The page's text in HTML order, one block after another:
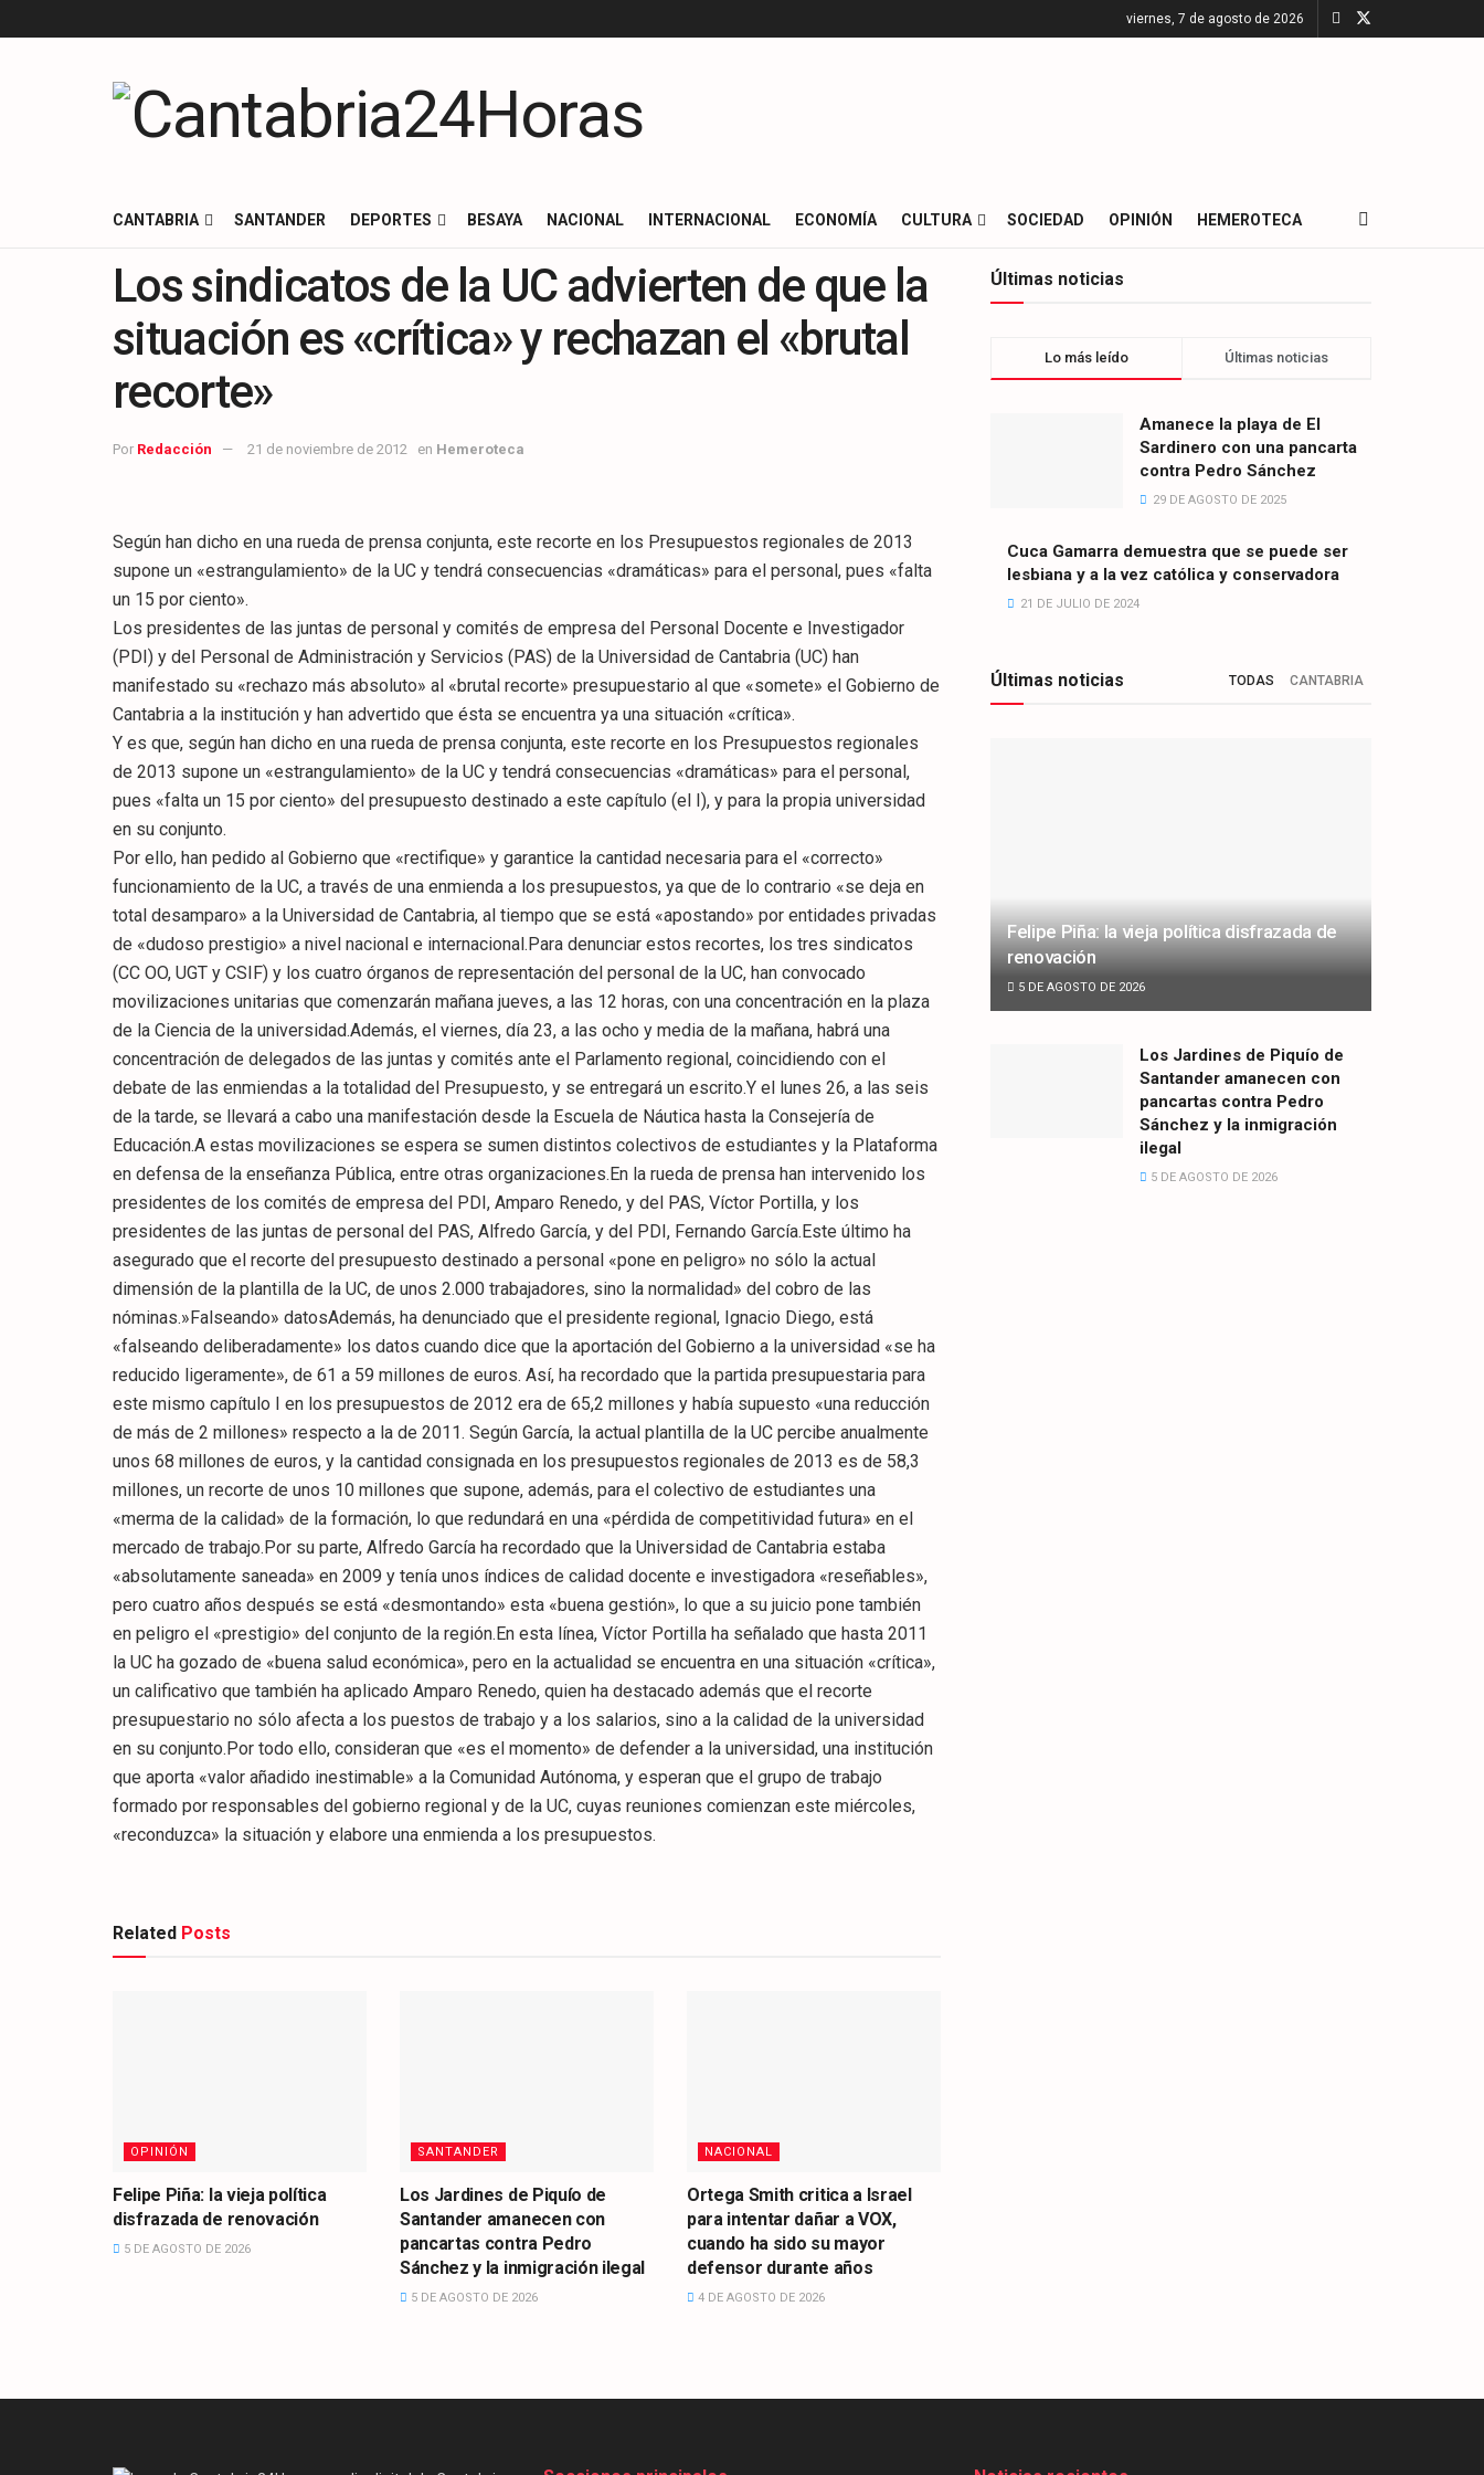
viernes, 7 de agosto de 2026
CANTABRIA SANTANDER DEPORTES BESAYA NACIONAL INTERNACIONAL ECONOMÍA CULTURA SOCIEDAD OPINIÓN HEMEROTECA
Los sindicatos de la UC advierten de que la
situación es «crítica» y rechazan el «brutal
recorte»
Por Redacción 21 de noviembre de 2012 en Hemeroteca
Según han dicho en una rueda de prensa conjunta, este recorte en los Presupuestos regionales de 2013
supone un «estrangulamiento» de la UC y tendrá consecuencias «dramáticas» para el personal, pues «falta
un 15 por ciento».
Los presidentes de las juntas de personal y comités de empresa del Personal Docente e Investigador
(PDI) y del Personal de Administración y Servicios (PAS) de la Universidad de Cantabria (UC) han
manifestado su «rechazo más absoluto» al «brutal recorte» presupuestario al que «somete» el Gobierno de
Cantabria a la institución y han advertido que ésta se encuentra ya una situación «crítica».
Y es que, según han dicho en una rueda de prensa conjunta, este recorte en los Presupuestos regionales
de 2013 supone un «estrangulamiento» de la UC y tendrá consecuencias «dramáticas» para el personal,
pues «falta un 15 por ciento» del presupuesto destinado a este capítulo (el I), y para la propia universidad
en su conjunto.
Por ello, han pedido al Gobierno que «rectifique» y garantice la cantidad necesaria para el «correcto»
funcionamiento de la UC, a través de una enmienda a los presupuestos, ya que de lo contrario «se deja en
total desamparo» a la Universidad de Cantabria, al tiempo que se está «apostando» por entidades privadas
de «dudoso prestigio» a nivel nacional e internacional.Para denunciar estos recortes, los tres sindicatos
(CC OO, UGT y CSIF) y los cuatro órganos de representación del personal de la UC, han convocado
movilizaciones unitarias que comenzarán mañana jueves, a las 12 horas, con una concentración en la plaza
de la Ciencia de la universidad.Además, el viernes, día 23, a las ocho y media de la mañana, habrá una
concentración de delegados de las juntas y comités ante el Parlamento regional, coincidiendo con el
debate de las enmiendas a la totalidad del Presupuesto, y se entregará un escrito.Y el lunes 26, a las seis
de la tarde, se llevará a cabo una manifestación desde la Escuela de Náutica hasta la Consejería de
Educación.A estas movilizaciones se espera se sumen distintos colectivos de estudiantes y la Plataforma
en defensa de la enseñanza Pública, entre otras organizaciones.En la rueda de prensa han intervenido los
presidentes de los comités de empresa del PDI, Amparo Renedo, y del PAS, Víctor Portilla, y los
presidentes de las juntas de personal del PAS, Alfredo García, y del PDI, Fernando García.Este último ha
asegurado que el recorte del presupuesto destinado a personal «pone en peligro» no sólo la actual
dimensión de la plantilla de la UC, de unos 2.000 trabajadores, sino la normalidad» del cobro de las
nóminas.»Falseando» datosAdemás, ha denunciado que el presidente regional, Ignacio Diego, está
«falseando deliberadamente» los datos cuando dice que la aportación del Gobierno a la universidad «se ha
reducido ligeramente», de 61 a 59 millones de euros. Así, ha recordado que la partida presupuestaria para
este mismo capítulo I en los presupuestos de 2012 era de 65,2 millones y había supuesto «una reducción
de más de 2 millones» respecto a la de 2011. Según García, la actual plantilla de la UC percibe anualmente
unos 68 millones de euros, y la cantidad consignada en los presupuestos regionales de 2013 es de 58,3
millones, un recorte de unos 10 millones que supone, además, para el colectivo de estudiantes una
«merma de la calidad» de la formación, lo que redundará en una «pérdida de competitividad futura» en el
mercado de trabajo.Por su parte, Alfredo García ha recordado que la Universidad de Cantabria estaba
«absolutamente saneada» en 2009 y tenía unos índices de calidad docente e investigadora «reseñables»,
pero cuatro años después se está «desmontando» esta «buena gestión», lo que a su juicio pone también
en peligro el «prestigio» del conjunto de la región.En esta línea, Víctor Portilla ha señalado que hasta 2011
la UC ha gozado de «buena salud económica», pero en la actualidad se encuentra en una situación «crítica»,
un calificativo que también ha aplicado Amparo Renedo, quien ha destacado además que el recorte
presupuestario no sólo afecta a los puestos de trabajo y a los salarios, sino a la calidad de la universidad
en su conjunto.Por todo ello, consideran que «es el momento» de defender a la universidad, una institución
que aporta «valor añadido inestimable» a la Comunidad Autónoma, y esperan que el grupo de trabajo
formado por responsables del gobierno regional y de la UC, cuyas reuniones comienzan este miércoles,
«reconduzca» la situación y elabore una enmienda a los presupuestos.
Related Posts
OPINIÓN
Felipe Piña: la vieja política
disfrazada de renovación
5 DE AGOSTO DE 2026
SANTANDER
Los Jardines de Piquío de
Santander amanecen con
pancartas contra Pedro
Sánchez y la inmigración ilegal
5 DE AGOSTO DE 2026
NACIONAL
Ortega Smith critica a Israel
para intentar dañar a VOX,
cuando ha sido su mayor
defensor durante años
4 DE AGOSTO DE 2026
Últimas noticias
Lo más leído Últimas noticias
Amanece la playa de El
Sardinero con una pancarta
contra Pedro Sánchez
29 DE AGOSTO DE 2025
Cuca Gamarra demuestra que se puede ser
lesbiana y a la vez católica y conservadora
21 DE JULIO DE 2024
Últimas noticias TODAS CANTABRIA
Felipe Piña: la vieja política disfrazada de
renovación
5 DE AGOSTO DE 2026
Los Jardines de Piquío de
Santander amanecen con
pancartas contra Pedro
Sánchez y la inmigración
ilegal
5 DE AGOSTO DE 2026